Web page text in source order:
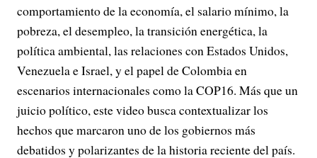
comportamiento de la economía, el salario mínimo, la
pobreza, el desempleo, la transición energética, la
política ambiental, las relaciones con Estados Unidos,
Venezuela e Israel, y el papel de Colombia en
escenarios internacionales como la COP16. Más que un
juicio político, este video busca contextualizar los
hechos que marcaron uno de los gobiernos más
debatidos y polarizantes de la historia reciente del país.